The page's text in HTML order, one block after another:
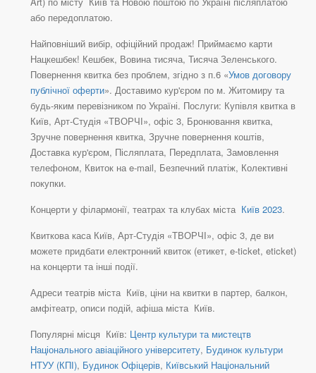
або передоплатою.
Найповніший вибір, офіційний продаж! Приймаємо карти
Нацкешбек! Кешбек, Вовина тисяча, Тисяча Зеленського.
Повернення квитка без проблем, згідно з п.6 «Умов договору
публічної оферти». Доставимо кур'єром по м. Житомиру та
будь-яким перевізником по Україні. Послуги: Купівля квитка в
Київ, Арт-Студія «ТВОРЧІ», офіс 3, Бронювання квитка,
Зручне повернення квитка, Зручне повернення коштів,
Доставка кур'єром, Післяплата, Передплата, Замовлення
телефоном, Квиток на e-mail, Безпечний платіж, Колективні
покупки.
Концерти у філармонії, театрах та клубах міста Київ 2023.
Квиткова каса Київ, Арт-Студія «ТВОРЧІ», офіс 3, де ви
можете придбати електронний квиток (етикет, e-ticket, eticket)
на концерти та інші події.
Адреси театрів міста Київ, ціни на квитки в партер, балкон,
амфітеатр, описи подій, афіша міста Київ.
Популярні місця Київ: Центр культури та мистецтв
Національного авіаційного університету, Будинок культури
НТУУ (КПІ), Будинок Офіцерів, Київський Національний